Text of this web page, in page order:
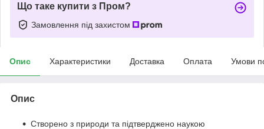
Що таке купити з Пром?
Замовлення під захистом
Опис Характеристики Доставка Оплата Умови
Опис
Створено з природи та підтверджено наукою